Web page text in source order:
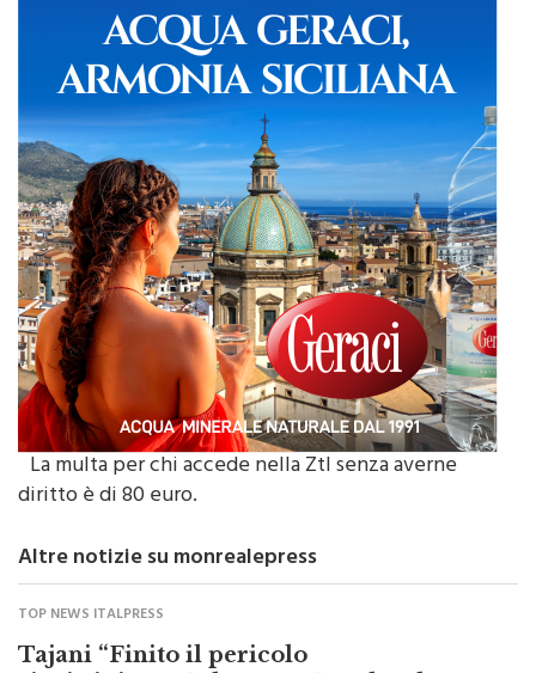
La multa per chi accede nella Ztl senza averne
Altre notizie su monrealepress
TOP NEWS ITALPRESS